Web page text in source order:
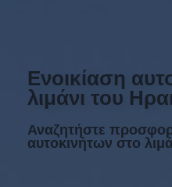
Ενοικίαση
λιμάνι του
Αναζητήστε
αυτοκινήτων στο